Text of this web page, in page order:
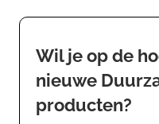
Wil je op de
nieuwe
producten?